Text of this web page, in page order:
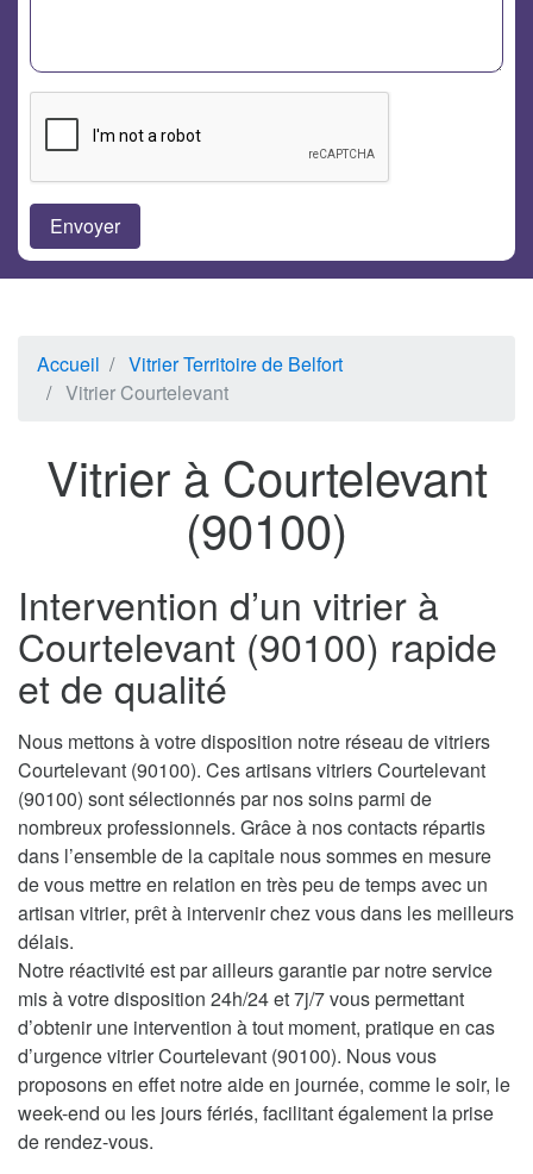
Accueil
Vitrier Territoire de Belfort
Vitrier Courtelevant
Vitrier à Courtelevant
(90100)
Intervention d’un vitrier à
Courtelevant (90100) rapide
et de qualité
Nous mettons à votre disposition notre réseau de vitriers
Courtelevant (90100). Ces artisans vitriers Courtelevant
(90100) sont sélectionnés par nos soins parmi de
nombreux professionnels. Grâce à nos contacts répartis
dans l’ensemble de la capitale nous sommes en mesure
de vous mettre en relation en très peu de temps avec un
artisan vitrier, prêt à intervenir chez vous dans les meilleurs
délais.
Notre réactivité est par ailleurs garantie par notre service
mis à votre disposition 24h/24 et 7j/7 vous permettant
d’obtenir une intervention à tout moment, pratique en cas
d’urgence vitrier Courtelevant (90100). Nous vous
proposons en effet notre aide en journée, comme le soir, le
week-end ou les jours fériés, facilitant également la prise
de rendez-vous.